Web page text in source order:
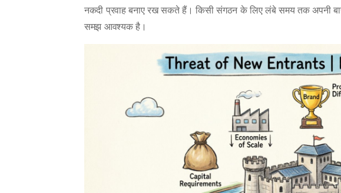
नकदी प्रवाह बनाए रख सकते हैं। किसी संगठन के लिए लंबे समय तक अपनी
समझ आवश्यक है।